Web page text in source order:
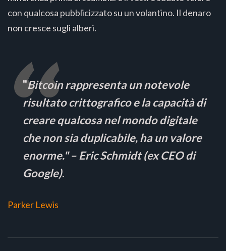
con qualcosa pubblicizzato su un volantino. Il denaro
non cresce sugli alberi.
"Bitcoin rappresenta un notevole
risultato crittografico e la capacità di
creare qualcosa nel mondo digitale
che non sia duplicabile, ha un valore
enorme." – Eric Schmidt (ex CEO di
Google).
Parker Lewis